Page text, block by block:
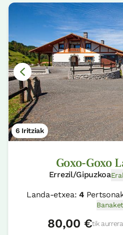
6 Iritziak
Goxo-Goxo
Errezil/Gipuzkoa
Landa-etxea:4
80,00 €tik aurrera